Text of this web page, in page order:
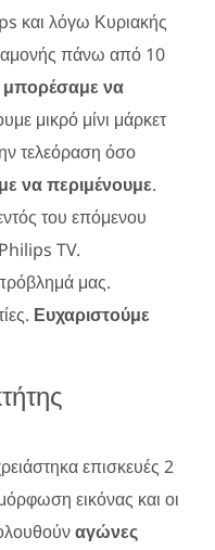
και λόγω Κυριακής
πάνω από 10
μπορέσαμε να
μικρό μίνι μάρκετ
τελεόραση όσο
να περιμένουμε.
του επόμενου
Philips TV.
μας.
Ευχαριστούμε
επισκευές 2
εικόνας και οι
αγώνες